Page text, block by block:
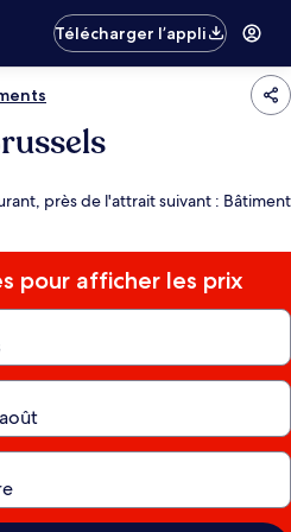
Télécharger l’appli
près de l'attrait suivant : Bâtiment
pour afficher les prix